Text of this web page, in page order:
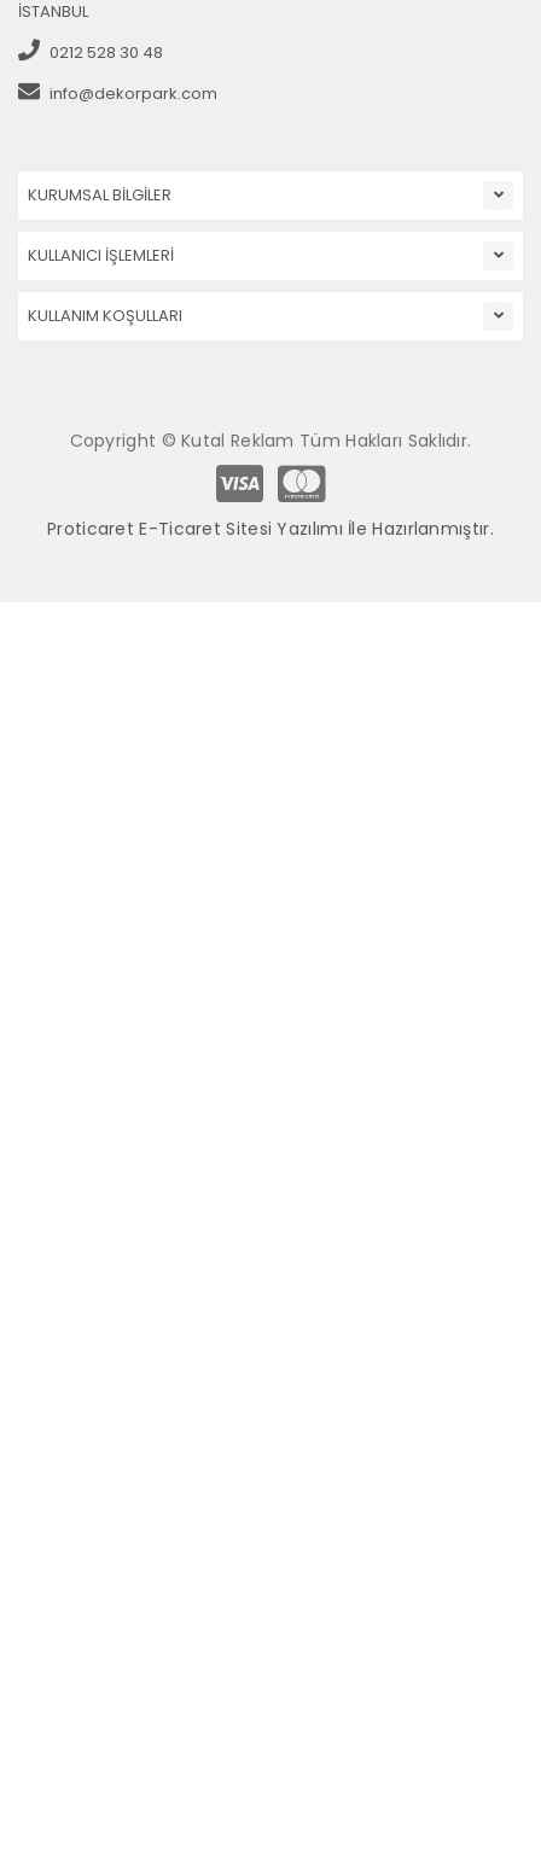
İSTANBUL
0212 528 30 48
info@dekorpark.com
KURUMSAL BİLGİLER
KULLANICI İŞLEMLERİ
KULLANIM KOŞULLARI
Copyright © Kutal Reklam Tüm Hakları Saklıdır.
Proticaret E-Ticaret Sitesi Yazılımı İle Hazırlanmıştır.